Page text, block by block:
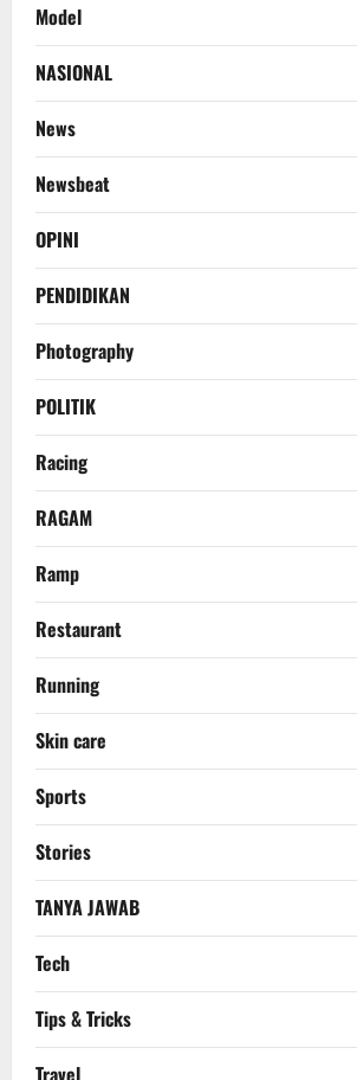
Model
NASIONAL
News
Newsbeat
OPINI
PENDIDIKAN
Photography
POLITIK
Racing
RAGAM
Ramp
Restaurant
Running
Skin care
Sports
Stories
TANYA JAWAB
Tech
Tips & Tricks
Travel